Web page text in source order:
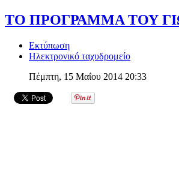
ΤΟ ΠΡΟΓΡΑΜΜΑ ΤΟΥ
Εκτύπωση
Ηλεκτρονικό ταχυδρομείο
Πέμπτη, 15 Μαΐου 2014 20:33